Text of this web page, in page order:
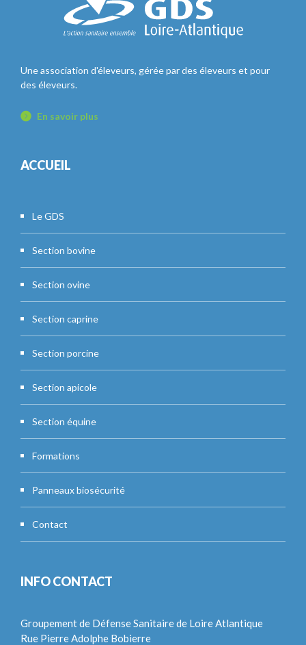
Une association d'éleveurs, gérée par des éleveurs et pour
des éleveurs.
En savoir plus
ACCUEIL
Le GDS
Section bovine
Section ovine
Section caprine
Section porcine
Section apicole
Section équine
Formations
Panneaux biosécurité
Contact
INFO CONTACT
Groupement de Défense Sanitaire de Loire Atlantique
Rue Pierre Adolphe Bobierre